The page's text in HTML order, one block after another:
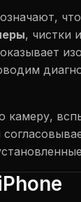
, чистки